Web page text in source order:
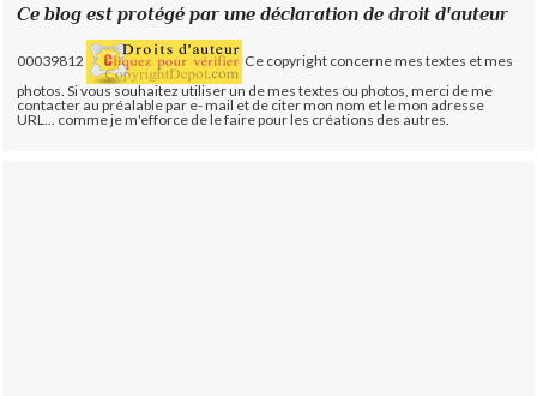
Ce blog est protégé par une déclaration de droit d'auteur
00039812
Ce copyright concerne mes textes et mes
photos. Si vous souhaitez utiliser un de mes textes ou photos, merci de me
contacter au préalable par e- mail et de citer mon nom et le mon adresse
URL... comme je m'efforce de le faire pour les créations des autres.